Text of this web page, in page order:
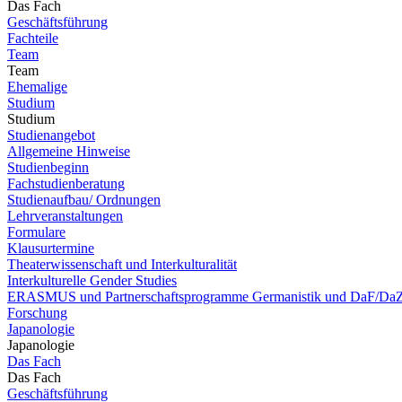
Das Fach
Geschäftsführung
Fachteile
Team
Team
Ehemalige
Studium
Studium
Studienangebot
Allgemeine Hinweise
Studienbeginn
Fachstudienberatung
Studienaufbau/ Ordnungen
Lehrveranstaltungen
Formulare
Klausurtermine
Theaterwissenschaft und Interkulturalität
Interkulturelle Gender Studies
ERASMUS und Partnerschaftsprogramme Germanistik und DaF/
Forschung
Japanologie
Japanologie
Das Fach
Das Fach
Geschäftsführung